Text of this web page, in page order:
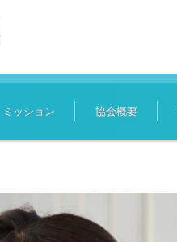
ミッション 協会概要